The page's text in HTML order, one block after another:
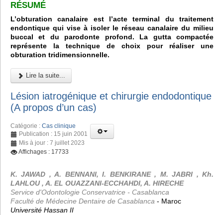
RÉSUMÉ
L’obturation canalaire est l’acte terminal du traitement
endontique qui vise à isoler le réseau canalaire du milieu
buccal et du parodonte profond. La gutta compactée
représente la technique de choix pour réaliser une
obturation tridimensionnelle.
Lire la suite...
Lésion iatrogénique et chirurgie endodontique
(A propos d’un cas)
Catégorie : Cas clinique
Publication : 15 juin 2001
Mis à jour : 7 juillet 2023
Affichages : 17733
K. JAWAD , A. BENNANI, I. BENKIRANE , M. JABRI , Kh.
LAHLOU , A. EL OUAZZANI-ECCHAHDI, A. HIRECHE
Service d'Odontologie Conservatrice - Casablanca
Faculté de Médecine Dentaire de Casablanca - Maroc
Université Hassan II